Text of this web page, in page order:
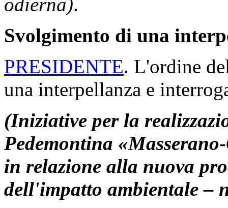
Svolgimento di una
PRESIDENTE. L'ordine
una interpellanza e
(Iniziative per la
Pedemontina
in relazione alla nuova
dell'impatto ambientale –